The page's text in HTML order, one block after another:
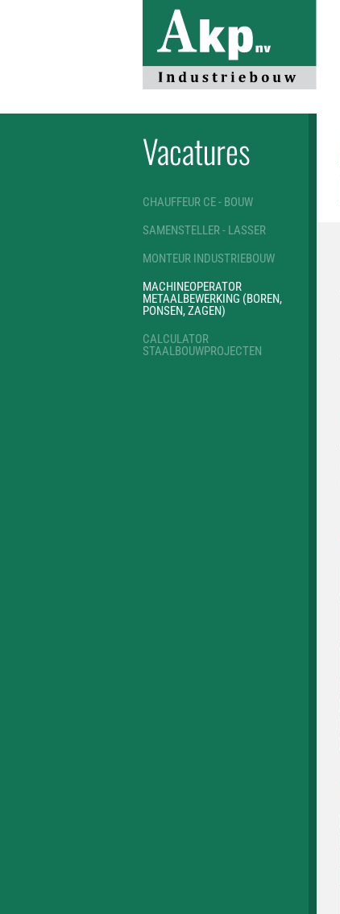
Vacatures
CHAUFFEUR CE - BOUW
SAMENSTELLER - LASSER
MONTEUR INDUSTRIEBOUW
MACHINEOPERATOR
METAALBEWERKING (BOREN,
PONSEN, ZAGEN)
CALCULATOR
STAALBOUWPROJECTEN